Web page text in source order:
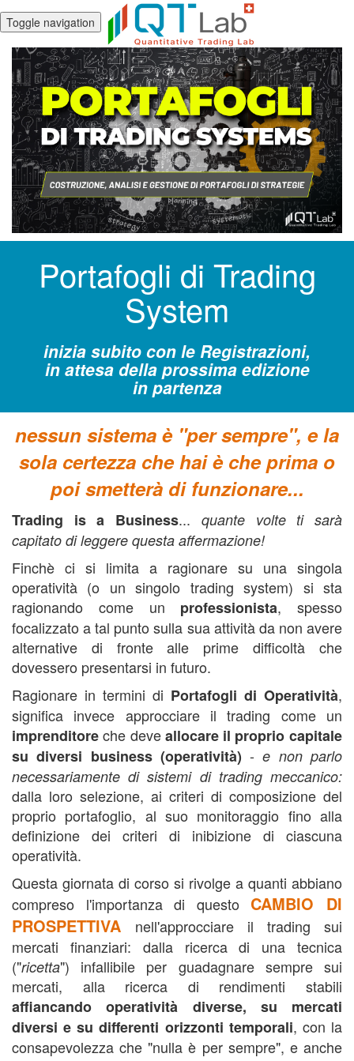
Toggle navigation
Portafogli di Trading
System
inizia subito con le Registrazioni,
in attesa della prossima edizione
in partenza
nessun sistema è "per sempre", e la
sola certezza che hai è che prima o
poi smetterà di funzionare...
Trading is a Business... quante volte ti sarà
capitato di leggere questa affermazione!
Finchè ci si limita a ragionare su una singola
operatività (o un singolo trading system) si sta
ragionando come un professionista, spesso
focalizzato a tal punto sulla sua attività da non avere
alternative di fronte alle prime difficoltà che
dovessero presentarsi in futuro.
Ragionare in termini di Portafogli di Operatività,
significa invece approcciare il trading come un
imprenditoreche deveallocare il proprio capitale
su diversi business (operatività) -e non parlo
necessariamente di sistemi di trading meccanico:
dalla loro selezione, ai criteri di composizione del
proprio portafoglio, al suo monitoraggio fino alla
definizione dei criteri di inibizione di ciascuna
operatività.
Questa giornata di corso si rivolge a quanti abbiano
compreso l'importanza di questo CAMBIO DI
PROSPETTIVA nell'approcciare il trading sui
mercati finanziari: dalla ricerca di una tecnica
("ricetta") infallibile per guadagnare sempre sui
mercati, alla ricerca di rendimenti stabili
affiancando operatività diverse, su mercati
diversi e su differenti orizzonti temporali, con la
consapevolezza che "nulla è per sempre", e anche